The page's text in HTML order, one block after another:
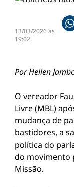
13/03/2026 às
19:02
Por Hellen
O vereador
Livre (MBL)
mudança de
bastidores, a
política do
do movimento
Missão.